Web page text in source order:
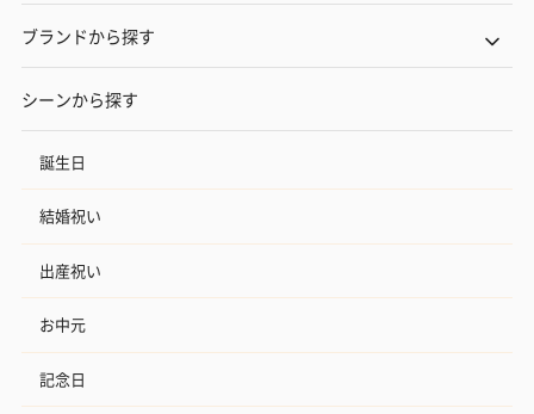
ブランドから探す
シーンから探す
誕生日
結婚祝い
出産祝い
お中元
記念日